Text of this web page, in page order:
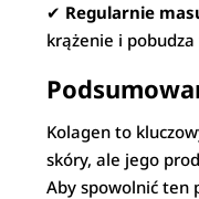
✔ Regularnie
krążenie i
Kolagen to
skóry, ale jego
Aby spowolnić ten